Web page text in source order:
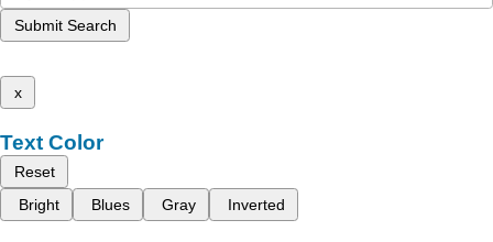
Submit Search
x
Text Color
Reset
Bright
Blues Gray Inverted